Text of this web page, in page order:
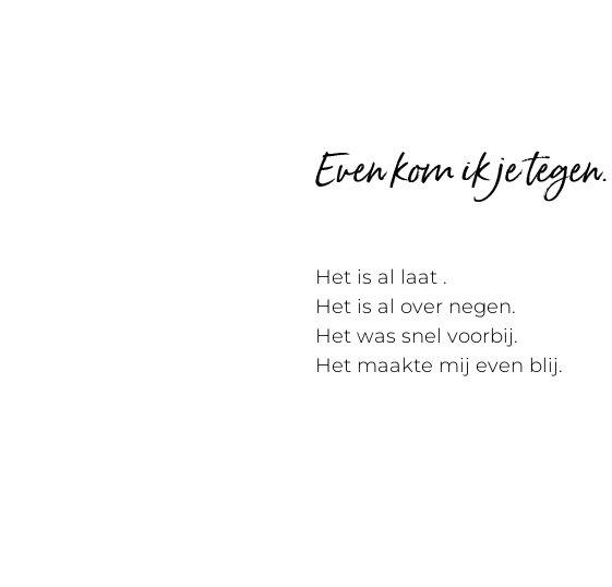
Even kom ik je tegen.
Het is al laat .
Het is al over negen.
Het was snel voorbij.
Het maakte mij even blij.